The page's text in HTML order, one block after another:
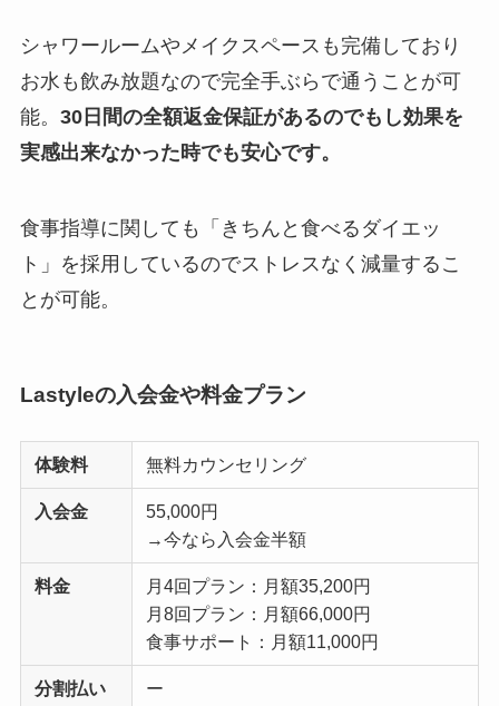
シャワールームやメイクスペースも完備しており
お水も飲み放題なので完全手ぶらで通うことが可
能。 30日間の全額返金保証があるのでもし効果を
実感出来なかった時でも安心です。
食事指導に関しても「きちんと食べるダイエッ
ト」を採用しているのでストレスなく減量するこ
とが可能。
Lastyleの入会金や料金プラン
体験料 無料カウンセリング
入会金
55,000円
→今なら入会金半額
料金
月4回プラン：月額35,200円
月8回プラン：月額66,000円
食事サポート：月額11,000円
分割払い ー